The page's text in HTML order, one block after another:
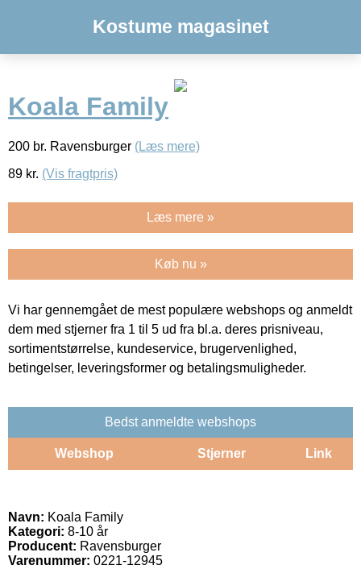
Kostume magasinet
Koala Family
200 br. Ravensburger (Læs mere)
89 kr. (Vis fragtpris)
Læs mere »
Køb nu »
Vi har gennemgået de mest populære webshops og anmeldt
dem med stjerner fra 1 til 5 ud fra bl.a. deres prisniveau,
sortimentstørrelse, kundeservice, brugervenlighed,
betingelser, leveringsformer og betalingsmuligheder.
Bedst anmeldte webshops
Webshop Stjerner Link
Navn: Koala Family
Kategori: 8-10 år
Producent: Ravensburger
Varenummer: 0221-12945